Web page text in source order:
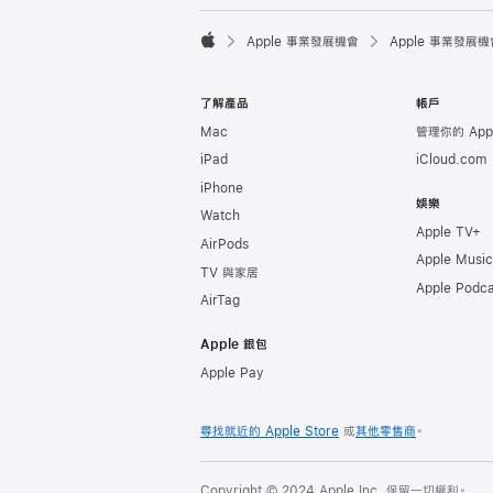

Apple 事業發展機會 Apple 事業發展機
了解產品
Mac
iPad
iPhone
Watch
AirPods
TV 與家居
AirTag
Apple 銀包
Apple Pay
帳戶
管理你的
iCloud.com
娛樂
Apple TV+
Apple Music
Apple
尋找就近的 Apple Store 或其他零售商 。